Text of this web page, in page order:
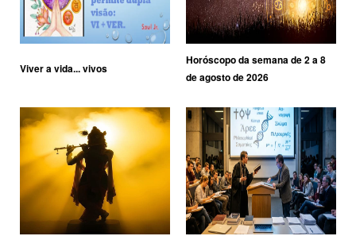
Viver a vida... vivos
Horóscopo da semana de 2 a 8
de agosto de 2026